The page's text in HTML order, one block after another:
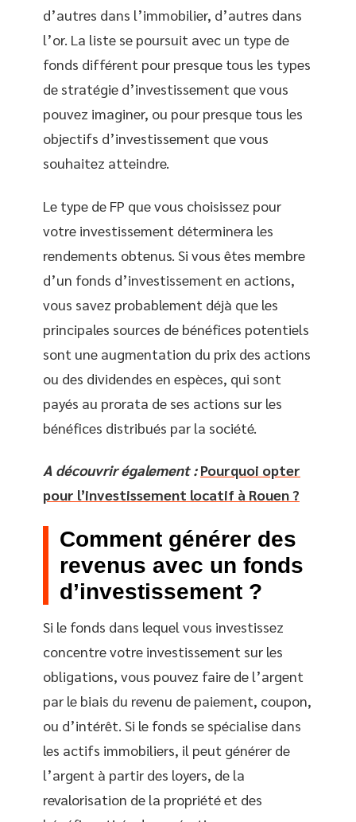
d’autres dans l’immobilier, d’autres dans
l’or. La liste se poursuit avec un type de
fonds différent pour presque tous les types
de stratégie d’investissement que vous
pouvez imaginer, ou pour presque tous les
objectifs d’investissement que vous
souhaitez atteindre.
Le type de FP que vous choisissez pour
votre investissement déterminera les
rendements obtenus. Si vous êtes membre
d’un fonds d’investissement en actions,
vous savez probablement déjà que les
principales sources de bénéfices potentiels
sont une augmentation du prix des actions
ou des dividendes en espèces, qui sont
payés au prorata de ses actions sur les
bénéfices distribués par la société.
A découvrir également : Pourquoi opter
pour l’investissement locatif à Rouen ?
Comment générer des
revenus avec un fonds
d’investissement ?
Si le fonds dans lequel vous investissez
concentre votre investissement sur les
obligations, vous pouvez faire de l’argent
par le biais du revenu de paiement, coupon,
ou d’intérêt. Si le fonds se spécialise dans
les actifs immobiliers, il peut générer de
l’argent à partir des loyers, de la
revalorisation de la propriété et des